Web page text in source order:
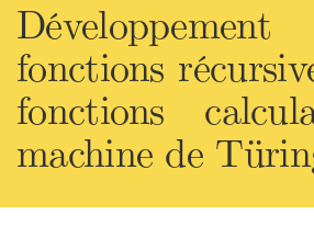
fonctions
fonctions
machine de